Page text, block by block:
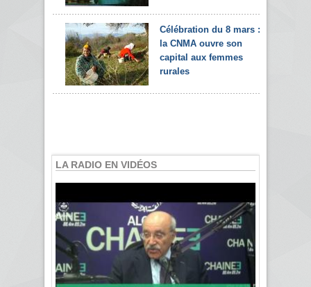
Célébration du 8 mars :
la CNMA ouvre son
capital aux femmes
rurales
LA RADIO EN VIDÉOS